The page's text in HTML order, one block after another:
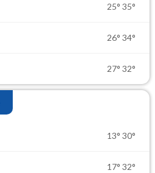
25° 35°
26° 34°
27° 32°
13° 30°
17° 32°